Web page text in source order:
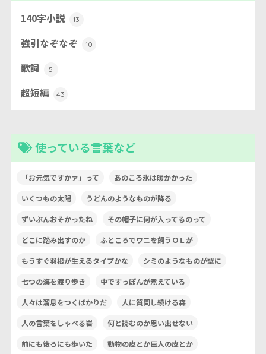
140字小説 13
強引なぞなぞ 10
歌詞 5
超短編 43
使っている言葉など
「お元気ですかァ」って あのころ氷は暖かかった
いくつもの太陽 うどんのようなものが降る
ずいぶんおそかったね その帽子に何が入ってるのって
どこに踏み出すのか ふところでワニを飼うＯＬが
もうすぐ羽根が生えるタイプかな シミのようなものが壁に
七つの海を渡り歩き 中ですっぽんが煮えている
人々は溜息をつくばかりだ 人に質問し続ける森
人の言葉をしゃべる岩 何と読むのか思い出せない
前にも後ろにも歩いた 動物の皮とか巨人の皮とか